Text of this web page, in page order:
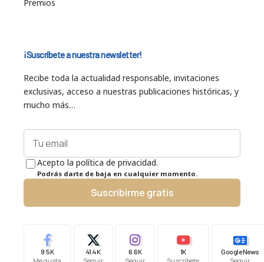
Premios
¡Suscríbete a nuestra newsletter!
Recibe toda la actualidad responsable, invitaciones
exclusivas, acceso a nuestras publicaciones históricas, y
mucho más…
Acepto la política de privacidad.
Podrás darte de baja en cualquier momento.
Suscribirme gratis
9.5K 41.4K 6.6K 1K Google News